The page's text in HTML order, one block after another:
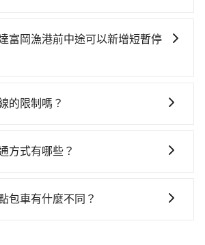
Line Taxi、Yoxi等，如果在路邊攔不
電話至高雄火車站附近的計程車隊，
元間。但如果要考慮到回程，
站到富岡漁港的跳表小黃可能較為便
富岡漁港前中途可以新增短暫停
的途中可備註加點。每個加點位置，
要的補償。
的限制嗎？
通且途中遵守台灣法律，無論是清明
機場接送、定期洗腎、包月上下班，
方式有哪些？
：乘坐公車或客運到達或離開火車
包車有什麼不同？